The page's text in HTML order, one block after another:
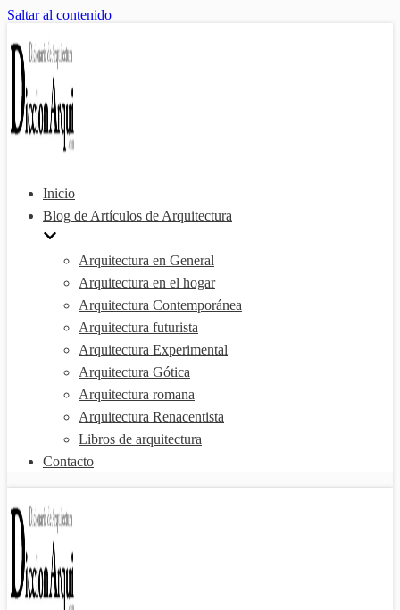
Saltar al contenido
Inicio
Blog de Artículos de Arquitectura
Arquitectura en General
Arquitectura en el hogar
Arquitectura Contemporánea
Arquitectura futurista
Arquitectura Experimental
Arquitectura Gótica
Arquitectura romana
Arquitectura Renacentista
Libros de arquitectura
Contacto